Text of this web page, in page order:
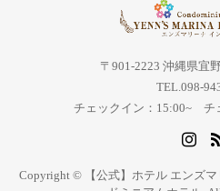
〒901-2223 沖縄県宜
TEL.098-
チェックイン：15:00~ チ
Copyright © 【公式】ホテル エンズ